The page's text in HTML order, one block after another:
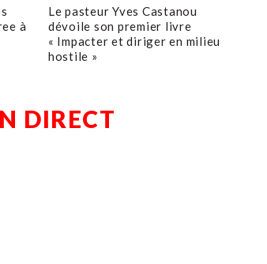
à
Le pasteur Yves Castanou
dévoile son premier livre
« Impacter et diriger en milieu
hostile »
DIRECT